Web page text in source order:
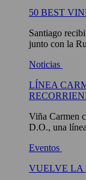
50 BEST
Santiago
junto con la
Noticias
LÍNEA
Viña Carmen
D.O., una
Eventos
VUELVE LA